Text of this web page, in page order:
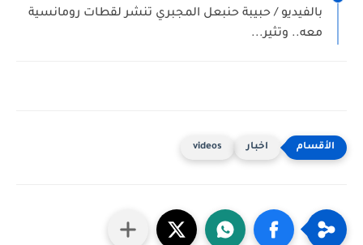
بالفيديو / حبيبة حنبعل المجبري تنشر لقطات رومانسية
معه.. وتثير...
اخبار videos